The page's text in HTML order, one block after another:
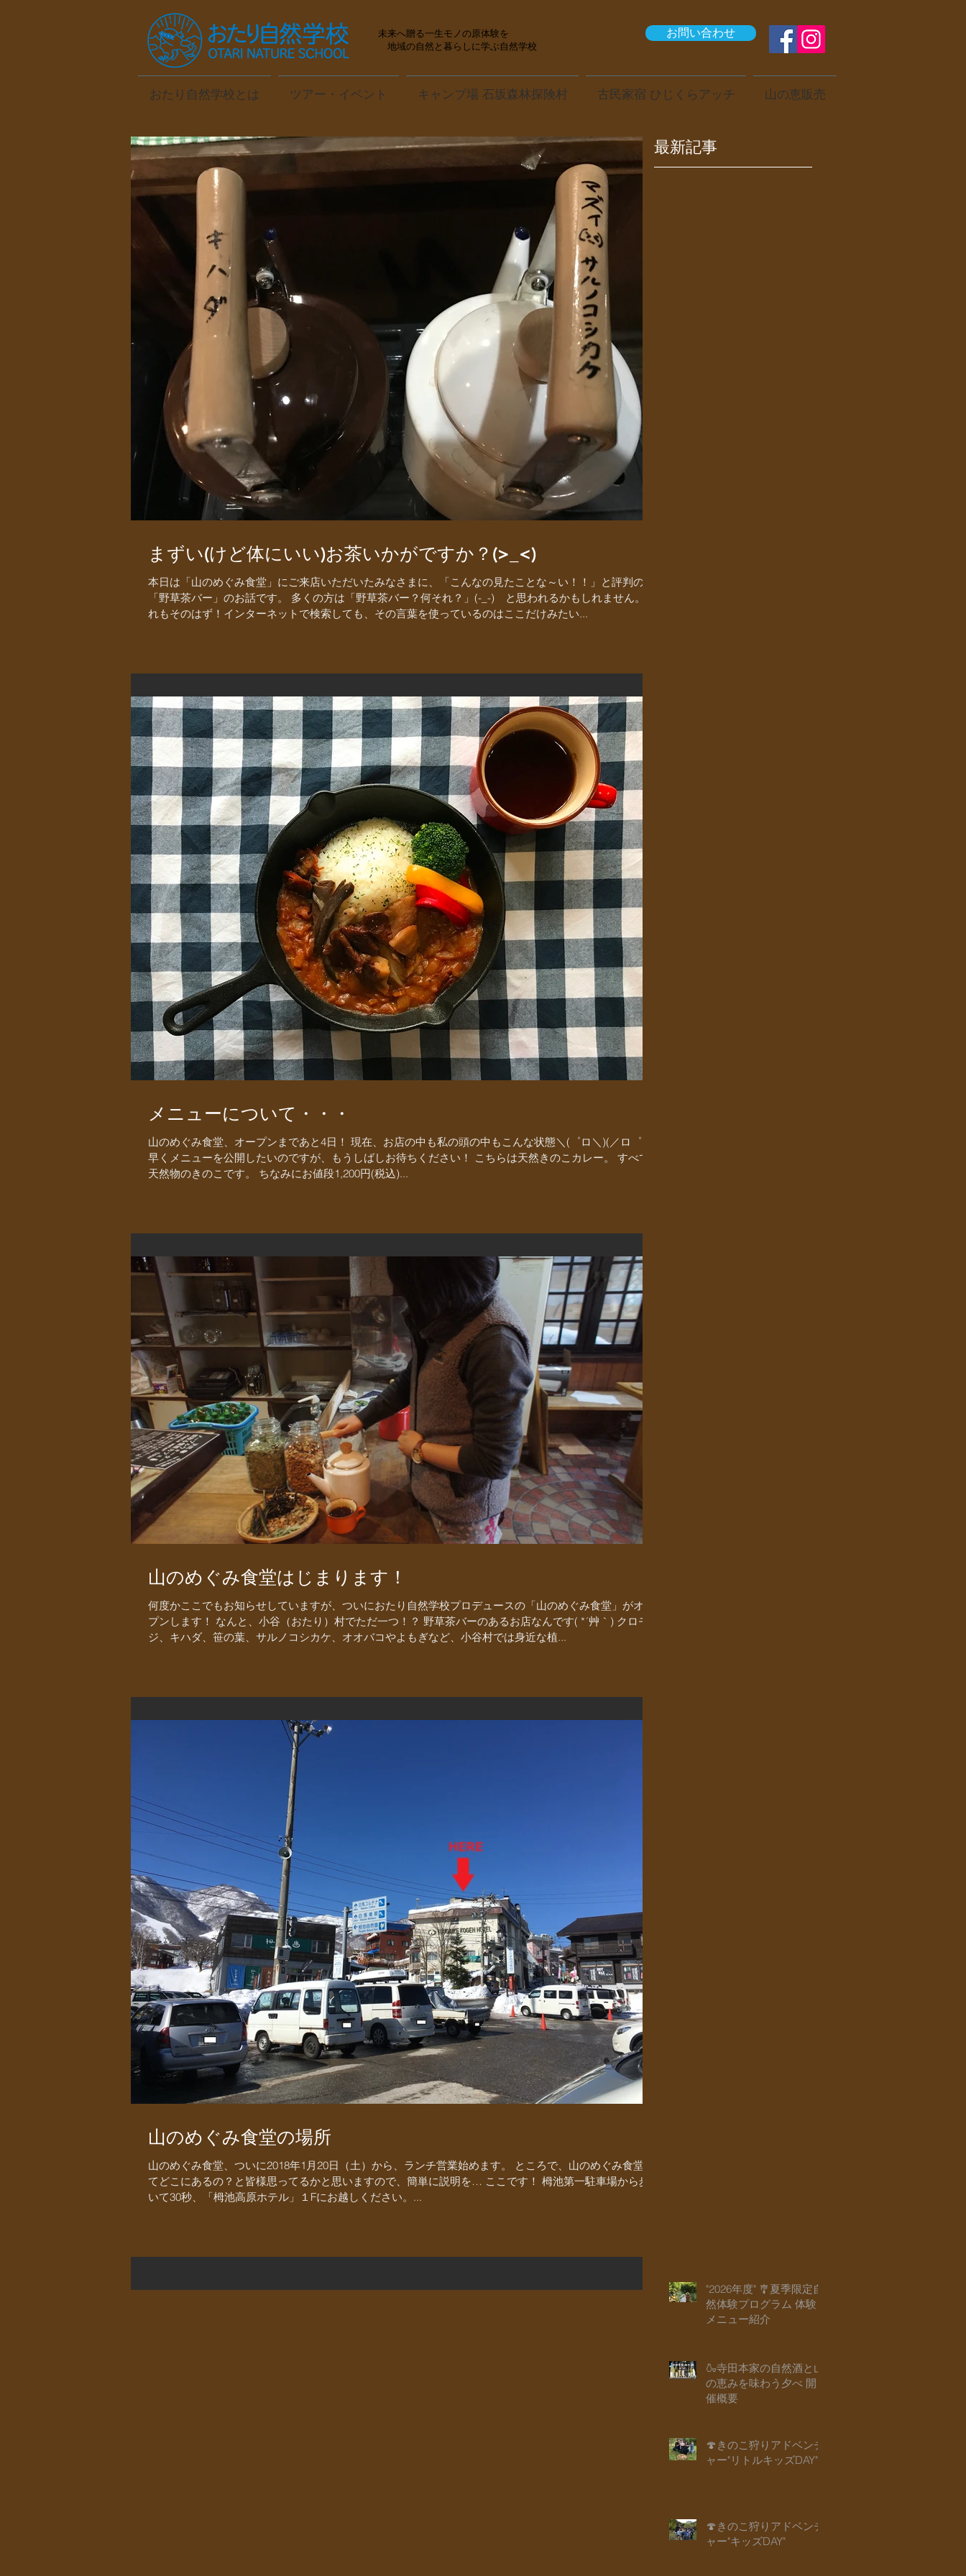
未来へ贈る一生モノの原体験を
地域の自然と暮らしに学ぶ自然学校
お問い合わせ
おたり自然学校とは ツアー・イベント キャンプ場 石坂森林探険村 古民家宿 ひじくらアッチ 山の恵販売
まずい(けど体にいい)お茶いかがですか？(>_<)
本日は「山のめぐみ食堂」にご来店いただいたみなさまに、「こんなの見たことな～い！！」と評判の
「野草茶バー」のお話です。 多くの方は「野草茶バー？何それ？」(-_-) と思われるかもしれません。そ
れもそのはず！インターネットで検索しても、その言葉を使っているのはここだけみたい...
メニューについて・・・
山のめぐみ食堂、オープンまであと4日！ 現在、お店の中も私の頭の中もこんな状態＼(゜ロ＼)(／ロ゜)／
早くメニューを公開したいのですが、もうしばしお待ちください！ こちらは天然きのこカレー。 すべて
天然物のきのこです。 ちなみにお値段1,200円(税込)...
山のめぐみ食堂はじまります！
何度かここでもお知らせしていますが、ついにおたり自然学校プロデュースの「山のめぐみ食堂」がオー
プンします！ なんと、小谷（おたり）村でただ一つ！？ 野草茶バーのあるお店なんです( *´艸｀) クロモ
ジ、キハダ、笹の葉、サルノコシカケ、オオバコやよもぎなど、小谷村では身近な植...
山のめぐみ食堂の場所
山のめぐみ食堂、ついに2018年1月20日（土）から、ランチ営業始めます。 ところで、山のめぐみ食堂っ
てどこにあるの？と皆様思ってるかと思いますので、簡単に説明を… ここです！ 栂池第一駐車場から歩
いて30秒、「栂池高原ホテル」１Fにお越しください。...
最新記事
"2026年度" 🎐夏季限定自
然体験プログラム 体験
メニュー紹介
🍶寺田本家の自然酒と山
の恵みを味わう夕べ 開
催概要
🍄きのこ狩りアドベンチ
ャー"リトルキッズDAY"
🍄きのこ狩りアドベンチ
ャー"キッズDAY"